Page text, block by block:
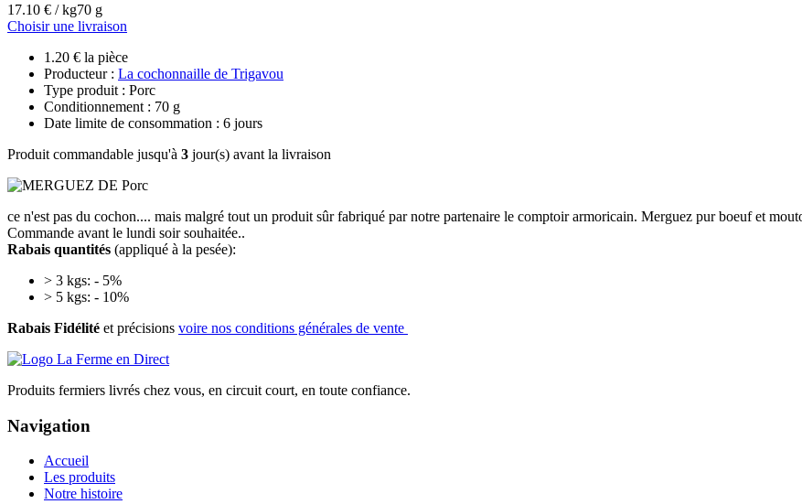
17.10 € / kg70 g
Choisir une livraison
1.20 € la pièce
Producteur : La cochonnaille de Trigavou
Type produit : Porc
Conditionnement : 70 g
Date limite de consommation : 6 jours
Produit commandable jusqu'à 3 jour(s) avant la livraison
ce n'est pas du cochon.... mais malgré tout un produit sûr fabriqué par notre partenaire le comptoir armoricain. Merguez pur boeuf et
Commande avant le lundi soir souhaitée..
Rabais quantités (appliqué à la pesée):
> 3 kgs: - 5%
> 5 kgs: - 10%
Rabais Fidélité et précisions voire nos conditions générales de vente
Produits fermiers livrés chez vous, en circuit court, en toute confiance.
Navigation
Accueil
Les produits
Notre histoire